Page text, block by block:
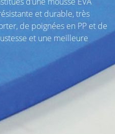
et durable, très
de poignées en PP et de
et une meilleure